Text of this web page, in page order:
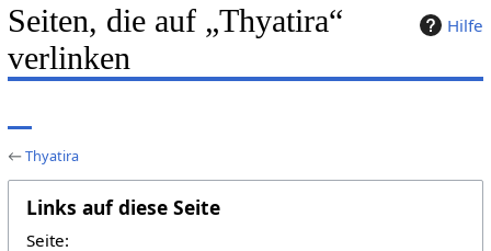
Hilfe
Seiten, die auf „Thyatira“
verlinken
←Thyatira
Links auf diese Seite
Seite: